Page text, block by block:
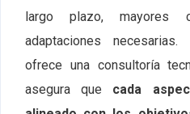
largo plazo,
adaptaciones
ofrece una consultoría
asegura que cada